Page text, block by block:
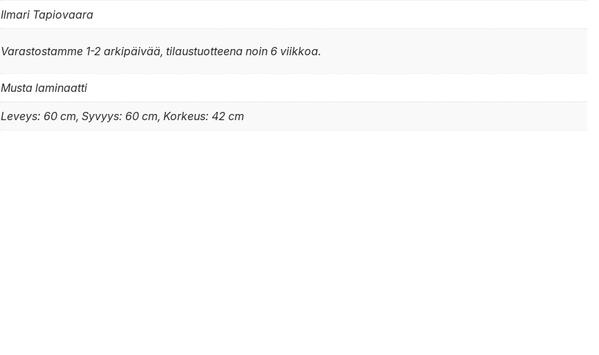
Ilmari Tapiovaara
Varastostamme 1-2 arkipäivää, tilaustuotteena noin 6 viikkoa.
Musta laminaatti
Leveys: 60 cm, Syvyys: 60 cm, Korkeus: 42 cm